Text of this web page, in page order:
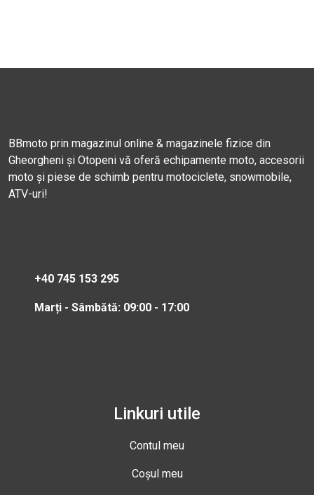
BBmoto prin magazinul online & magazinele fizice din
Gheorgheni și Otopeni vă oferă echipamente moto, accesorii
moto și piese de schimb pentru motociclete, snowmobile,
ATV-uri!
+40 745 153 295
Marți - Sâmbătă: 09:00 - 17:00
Linkuri utile
Contul meu
Coșul meu